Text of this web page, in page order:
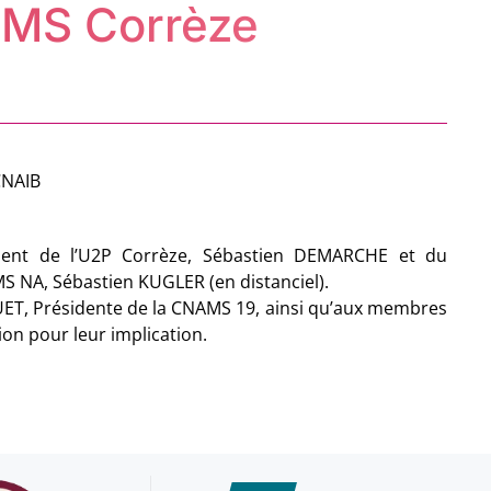
Corrèze
de l’U2P Corrèze, Sébastien DEMARCHE et du
NA, Sébastien KUGLER (en distanciel).
Présidente de la CNAMS 19, ainsi qu’aux membres
pour leur implication.